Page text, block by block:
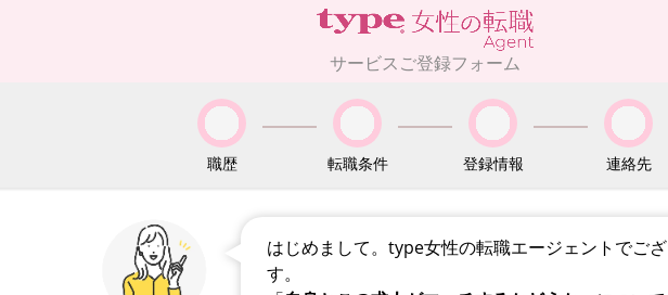
サービスご登録フォーム
職歴 転職条件 登録情報 連絡先
はじめまして。type女性の転職エージェントでござ
す。